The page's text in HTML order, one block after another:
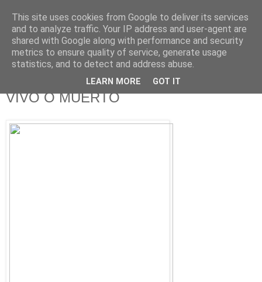
625 RANAS
LA TELEVISIÓN DESDE EL PUNTO DE VISTA BATRACIO
VIVO O MUERTO
This site uses cookies from Google to deliver its services
and to analyze traffic. Your IP address and user-agent are
shared with Google along with performance and security
metrics to ensure quality of service, generate usage
statistics, and to detect and address abuse.
LEARN MORE GOT IT